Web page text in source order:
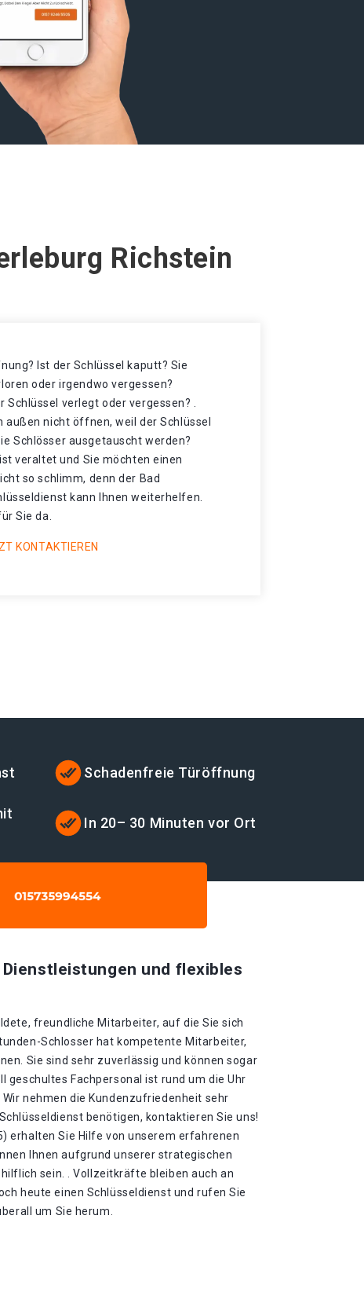
Richstein
Ist der Schlüssel kaputt? Sie
oder irgendwo vergessen?
verlegt oder vergessen? .
außen nicht öffnen, weil der Schlüssel
Schlösser ausgetauscht werden?
veraltet und Sie möchten einen
so schlimm, denn der Bad
kann Ihnen weiterhelfen.
Sie da.
KONTAKTIEREN
Schadenfreie Türöffnung
In 20– 30 Minuten vor Ort
und flexibles
freundliche Mitarbeiter, auf die Sie sich
Schlosser hat kompetente Mitarbeiter,
Sie sind sehr zuverlässig und können sogar
geschultes Fachpersonal ist rund um die Uhr
nehmen die Kundenzufriedenheit sehr
benötigen, kontaktieren Sie uns!
erhalten Sie Hilfe von unserem erfahrenen
Ihnen aufgrund unserer strategischen
sein. . Vollzeitkräfte bleiben auch an
heute einen Schlüsseldienst und rufen Sie
um Sie herum.